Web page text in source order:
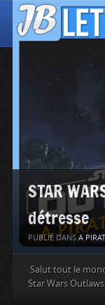
STAR
détresse
PUBLIÉ DANS A
Salut tout le
Star Wars